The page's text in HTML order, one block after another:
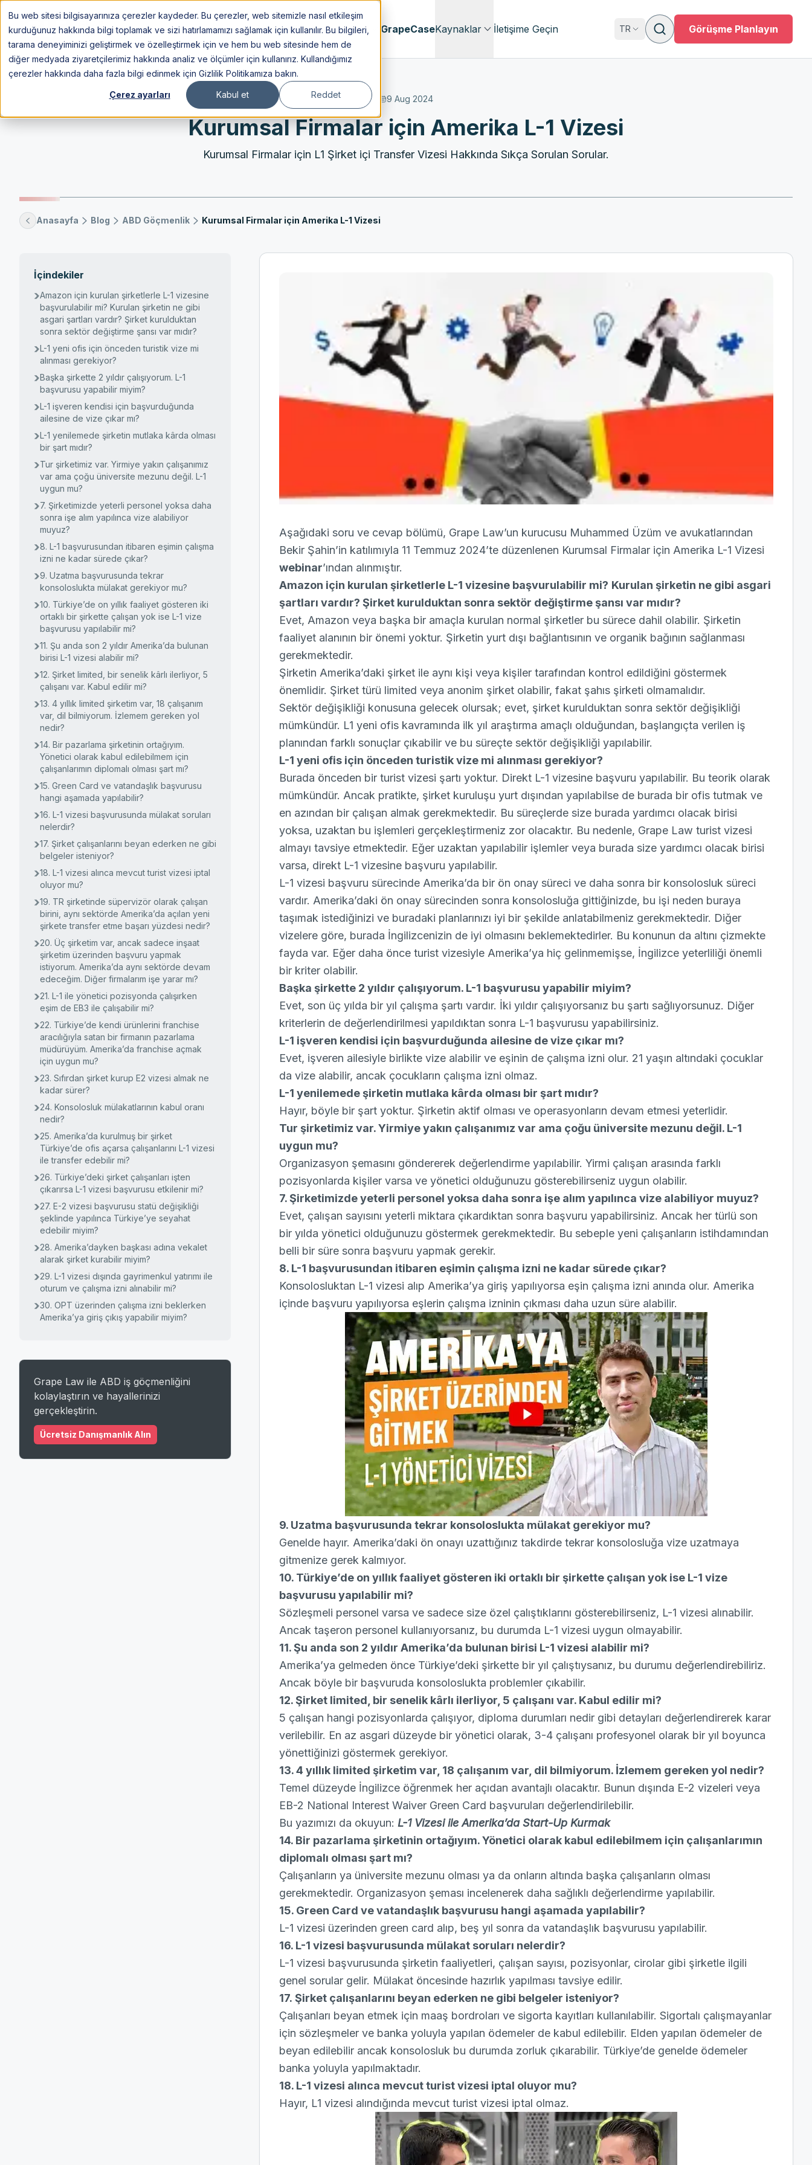
Bu web sitesi bilgisayarınıza çerezler kaydeder. Bu çerezler, web sitemizle nasıl etkileşim
kurduğunuz hakkında bilgi toplamak ve sizi hatırlamamızı sağlamak için kullanılır. Bu bilgileri,
tarama deneyiminizi geliştirmek ve özelleştirmek için ve hem bu web sitesinde hem de
diğer medyada ziyaretçilerimiz hakkında analiz ve ölçümler için kullanırız. Kullandığımız
çerezler hakkında daha fazla bilgi edinmek için Gizlilik Politikamıza bakın.
Çerez ayarları Kabul et Reddet
Göçmenlik Hakkımızda GrapeCaseKaynaklar İletişime Geçin TR Görüşme Planlayın
9 Aug 2024
Kurumsal Firmalar için Amerika L-1 Vizesi
Kurumsal Firmalar için L1 Şirket içi Transfer Vizesi Hakkında Sıkça Sorulan Sorular.
Anasayfa Blog ABD Göçmenlik Kurumsal Firmalar için Amerika L-1 Vizesi
İçindekiler
Amazon için kurulan şirketlerle L-1 vizesine
başvurulabilir mi? Kurulan şirketin ne gibi
asgari şartları vardır? Şirket kurulduktan
sonra sektör değiştirme şansı var mıdır?
L-1 yeni ofis için önceden turistik vize mi
alınması gerekiyor?
Başka şirkette 2 yıldır çalışıyorum. L-1
başvurusu yapabilir miyim?
L-1 işveren kendisi için başvurduğunda
ailesine de vize çıkar mı?
L-1 yenilemede şirketin mutlaka kârda olması
bir şart mıdır?
Tur şirketimiz var. Yirmiye yakın çalışanımız
var ama çoğu üniversite mezunu değil. L-1
uygun mu?
7. Şirketimizde yeterli personel yoksa daha
sonra işe alım yapılınca vize alabiliyor
muyuz?
8. L-1 başvurusundan itibaren eşimin çalışma
izni ne kadar sürede çıkar?
9. Uzatma başvurusunda tekrar
konsoloslukta mülakat gerekiyor mu?
10. Türkiye’de on yıllık faaliyet gösteren iki
ortaklı bir şirkette çalışan yok ise L-1 vize
başvurusu yapılabilir mi?
11. Şu anda son 2 yıldır Amerika’da bulunan
birisi L-1 vizesi alabilir mi?
12. Şirket limited, bir senelik kârlı ilerliyor, 5
çalışanı var. Kabul edilir mi?
13. 4 yıllık limited şirketim var, 18 çalışanım
var, dil bilmiyorum. İzlemem gereken yol
nedir?
14. Bir pazarlama şirketinin ortağıyım.
Yönetici olarak kabul edilebilmem için
çalışanlarımın diplomalı olması şart mı?
15. Green Card ve vatandaşlık başvurusu
hangi aşamada yapılabilir?
16. L-1 vizesi başvurusunda mülakat soruları
nelerdir?
17. Şirket çalışanlarını beyan ederken ne gibi
belgeler isteniyor?
18. L-1 vizesi alınca mevcut turist vizesi iptal
oluyor mu?
19. TR şirketinde süpervizör olarak çalışan
birini, aynı sektörde Amerika’da açılan yeni
şirkete transfer etme başarı yüzdesi nedir?
20. Üç şirketim var, ancak sadece inşaat
şirketim üzerinden başvuru yapmak
istiyorum. Amerika’da aynı sektörde devam
edeceğim. Diğer firmalarım işe yarar mı?
21. L-1 ile yönetici pozisyonda çalışırken
eşim de EB3 ile çalışabilir mi?
22. Türkiye’de kendi ürünlerini franchise
aracılığıyla satan bir firmanın pazarlama
müdürüyüm. Amerika’da franchise açmak
için uygun mu?
23. Sıfırdan şirket kurup E2 vizesi almak ne
kadar sürer?
24. Konsolosluk mülakatlarının kabul oranı
nedir?
25. Amerika’da kurulmuş bir şirket
Türkiye’de ofis açarsa çalışanlarını L-1 vizesi
ile transfer edebilir mi?
26. Türkiye’deki şirket çalışanları işten
çıkarırsa L-1 vizesi başvurusu etkilenir mi?
27. E-2 vizesi başvurusu statü değişikliği
şeklinde yapılınca Türkiye’ye seyahat
edebilir miyim?
28. Amerika’dayken başkası adına vekalet
alarak şirket kurabilir miyim?
29. L-1 vizesi dışında gayrimenkul yatırımı ile
oturum ve çalışma izni alınabilir mi?
30. OPT üzerinden çalışma izni beklerken
Amerika’ya giriş çıkış yapabilir miyim?
Grape Law ile ABD iş göçmenliğini
kolaylaştırın ve hayallerinizi
gerçekleştirin.
Ücretsiz Danışmanlık Alın
Aşağıdaki soru ve cevap bölümü, Grape Law’un kurucusu Muhammed Üzüm ve avukatlarından
Bekir Şahin’in katılımıyla 11 Temmuz 2024’te düzenlenen Kurumsal Firmalar için Amerika L-1 Vizesi
webinar’ından alınmıştır.
Amazon için kurulan şirketlerle L-1 vizesine başvurulabilir mi? Kurulan şirketin ne gibi asgari
şartları vardır? Şirket kurulduktan sonra sektör değiştirme şansı var mıdır?
Evet, Amazon veya başka bir amaçla kurulan normal şirketler bu sürece dahil olabilir. Şirketin
faaliyet alanının bir önemi yoktur. Şirketin yurt dışı bağlantısının ve organik bağının sağlanması
gerekmektedir.
Şirketin Amerika’daki şirket ile aynı kişi veya kişiler tarafından kontrol edildiğini göstermek
önemlidir. Şirket türü limited veya anonim şirket olabilir, fakat şahıs şirketi olmamalıdır.
Sektör değişikliği konusuna gelecek olursak; evet, şirket kurulduktan sonra sektör değişikliği
mümkündür. L1 yeni ofis kavramında ilk yıl araştırma amaçlı olduğundan, başlangıçta verilen iş
planından farklı sonuçlar çıkabilir ve bu süreçte sektör değişikliği yapılabilir.
L-1 yeni ofis için önceden turistik vize mi alınması gerekiyor?
Burada önceden bir turist vizesi şartı yoktur. Direkt L-1 vizesine başvuru yapılabilir. Bu teorik olarak
mümkündür. Ancak pratikte, şirket kuruluşu yurt dışından yapılabilse de burada bir ofis tutmak ve
en azından bir çalışan almak gerekmektedir. Bu süreçlerde size burada yardımcı olacak birisi
yoksa, uzaktan bu işlemleri gerçekleştirmeniz zor olacaktır. Bu nedenle, Grape Law turist vizesi
almayı tavsiye etmektedir. Eğer uzaktan yapılabilir işlemler veya burada size yardımcı olacak birisi
varsa, direkt L-1 vizesine başvuru yapılabilir.
L-1 vizesi başvuru sürecinde Amerika’da bir ön onay süreci ve daha sonra bir konsolosluk süreci
vardır. Amerika’daki ön onay sürecinden sonra konsolosluğa gittiğinizde, bu işi neden buraya
taşımak istediğinizi ve buradaki planlarınızı iyi bir şekilde anlatabilmeniz gerekmektedir. Diğer
vizelere göre, burada İngilizcenizin de iyi olmasını beklemektedirler. Bu konunun da altını çizmekte
fayda var. Eğer daha önce turist vizesiyle Amerika’ya hiç gelinmemişse, İngilizce yeterliliği önemli
bir kriter olabilir.
Başka şirkette 2 yıldır çalışıyorum. L-1 başvurusu yapabilir miyim?
Evet, son üç yılda bir yıl çalışma şartı vardır. İki yıldır çalışıyorsanız bu şartı sağlıyorsunuz. Diğer
kriterlerin de değerlendirilmesi yapıldıktan sonra L-1 başvurusu yapabilirsiniz.
L-1 işveren kendisi için başvurduğunda ailesine de vize çıkar mı?
Evet, işveren ailesiyle birlikte vize alabilir ve eşinin de çalışma izni olur. 21 yaşın altındaki çocuklar
da vize alabilir, ancak çocukların çalışma izni olmaz.
L-1 yenilemede şirketin mutlaka kârda olması bir şart mıdır?
Hayır, böyle bir şart yoktur. Şirketin aktif olması ve operasyonların devam etmesi yeterlidir.
Tur şirketimiz var. Yirmiye yakın çalışanımız var ama çoğu üniversite mezunu değil. L-1
uygun mu?
Organizasyon şemasını göndererek değerlendirme yapılabilir. Yirmi çalışan arasında farklı
pozisyonlarda kişiler varsa ve yönetici olduğunuzu gösterebilirseniz uygun olabilir.
7. Şirketimizde yeterli personel yoksa daha sonra işe alım yapılınca vize alabiliyor muyuz?
Evet, çalışan sayısını yeterli miktara çıkardıktan sonra başvuru yapabilirsiniz. Ancak her türlü son
bir yılda yönetici olduğunuzu göstermek gerekmektedir. Bu sebeple yeni çalışanların istihdamından
belli bir süre sonra başvuru yapmak gerekir.
8. L-1 başvurusundan itibaren eşimin çalışma izni ne kadar sürede çıkar?
Konsolosluktan L-1 vizesi alıp Amerika’ya giriş yapılıyorsa eşin çalışma izni anında olur. Amerika
içinde başvuru yapılıyorsa eşlerin çalışma izninin çıkması daha uzun süre alabilir.
9. Uzatma başvurusunda tekrar konsoloslukta mülakat gerekiyor mu?
Genelde hayır. Amerika’daki ön onayı uzattığınız takdirde tekrar konsolosluğa vize uzatmaya
gitmenize gerek kalmıyor.
10. Türkiye’de on yıllık faaliyet gösteren iki ortaklı bir şirkette çalışan yok ise L-1 vize
başvurusu yapılabilir mi?
Sözleşmeli personel varsa ve sadece size özel çalıştıklarını gösterebilirseniz, L-1 vizesi alınabilir.
Ancak taşeron personel kullanıyorsanız, bu durumda L-1 vizesi uygun olmayabilir.
11. Şu anda son 2 yıldır Amerika’da bulunan birisi L-1 vizesi alabilir mi?
Amerika’ya gelmeden önce Türkiye’deki şirkette bir yıl çalıştıysanız, bu durumu değerlendirebiliriz.
Ancak böyle bir başvuruda konsoloslukta problemler çıkabilir.
12. Şirket limited, bir senelik kârlı ilerliyor, 5 çalışanı var. Kabul edilir mi?
5 çalışan hangi pozisyonlarda çalışıyor, diploma durumları nedir gibi detayları değerlendirerek karar
verilebilir. En az asgari düzeyde bir yönetici olarak, 3-4 çalışanı profesyonel olarak bir yıl boyunca
yönettiğinizi göstermek gerekiyor.
13. 4 yıllık limited şirketim var, 18 çalışanım var, dil bilmiyorum. İzlemem gereken yol nedir?
Temel düzeyde İngilizce öğrenmek her açıdan avantajlı olacaktır. Bunun dışında E-2 vizeleri veya
EB-2 National Interest Waiver Green Card başvuruları değerlendirilebilir.
Bu yazımızı da okuyun: L-1 Vizesi ile Amerika’da Start-Up Kurmak
14. Bir pazarlama şirketinin ortağıyım. Yönetici olarak kabul edilebilmem için çalışanlarımın
diplomalı olması şart mı?
Çalışanların ya üniversite mezunu olması ya da onların altında başka çalışanların olması
gerekmektedir. Organizasyon şeması incelenerek daha sağlıklı değerlendirme yapılabilir.
15. Green Card ve vatandaşlık başvurusu hangi aşamada yapılabilir?
L-1 vizesi üzerinden green card alıp, beş yıl sonra da vatandaşlık başvurusu yapılabilir.
16. L-1 vizesi başvurusunda mülakat soruları nelerdir?
L-1 vizesi başvurusunda şirketin faaliyetleri, çalışan sayısı, pozisyonlar, cirolar gibi şirketle ilgili
genel sorular gelir. Mülakat öncesinde hazırlık yapılması tavsiye edilir.
17. Şirket çalışanlarını beyan ederken ne gibi belgeler isteniyor?
Çalışanları beyan etmek için maaş bordroları ve sigorta kayıtları kullanılabilir. Sigortalı çalışmayanlar
için sözleşmeler ve banka yoluyla yapılan ödemeler de kabul edilebilir. Elden yapılan ödemeler de
beyan edilebilir ancak konsolosluk bu durumda zorluk çıkarabilir. Türkiye’de genelde ödemeler
banka yoluyla yapılmaktadır.
18. L-1 vizesi alınca mevcut turist vizesi iptal oluyor mu?
Hayır, L1 vizesi alındığında mevcut turist vizesi iptal olmaz.